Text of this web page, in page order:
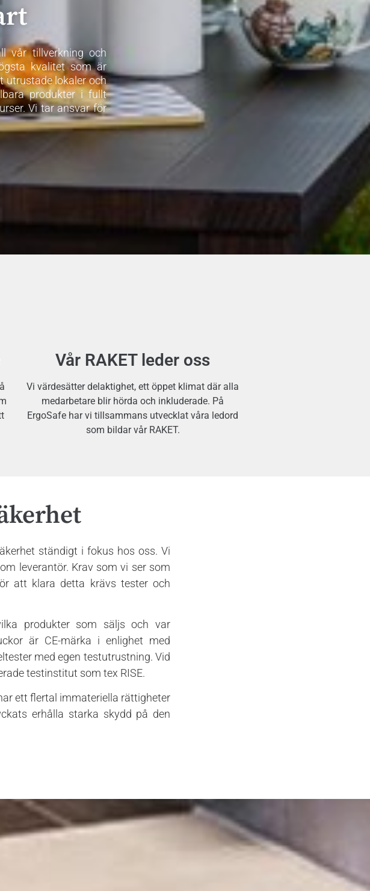
vår tillverkning och
kvalitet som är
utrustade lokaler och
produkter i fullt
Vi tar ansvar för
Vår RAKET leder oss
Vi värdesätter delaktighet, ett öppet klimat där alla
medarbetare blir hörda och inkluderade. På
ErgoSafe har vi tillsammans utvecklat våra ledord
som bildar vår RAKET.
ständigt i fokus hos oss. Vi
leverantör. Krav som vi ser som
att klara detta krävs tester och
produkter som säljs och var
är CE-märka i enlighet med
med egen testutrustning. Vid
testinstitut som tex RISE.
ett flertal immateriella rättigheter
erhålla starka skydd på den